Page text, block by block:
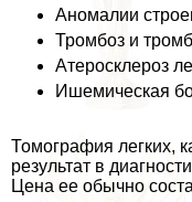
Аномалии
Тромбоз и
Атеросклероз
Ишемическая
Томография легких,
результат в
Цена ее обычно